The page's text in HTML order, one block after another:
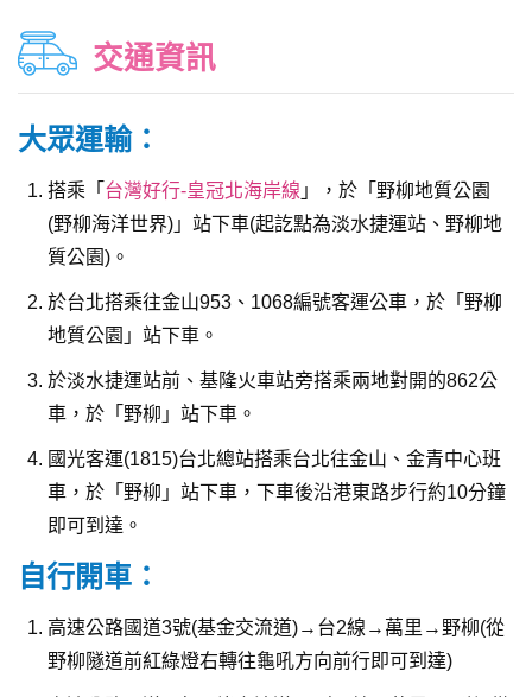
交通資訊
大眾運輸：
搭乘「 台灣好行-皇冠北海岸線 」，於「野柳地質公園
(野柳海洋世界)」站下車(起訖點為淡水捷運站、野柳地
質公園)。
於台北搭乘往金山953、1068編號客運公車，於「野柳
地質公園」站下車。
於淡水捷運站前、基隆火車站旁搭乘兩地對開的862公
車，於「野柳」站下車。
國光客運(1815)台北總站搭乘台北往金山、金青中心班
車，於「野柳」站下車，下車後沿港東路步行約10分鐘
即可到達。
自行開車：
高速公路國道3號(基金交流道)→台2線→萬里→野柳(從
野柳隧道前紅綠燈右轉往龜吼方向前行即可到達)